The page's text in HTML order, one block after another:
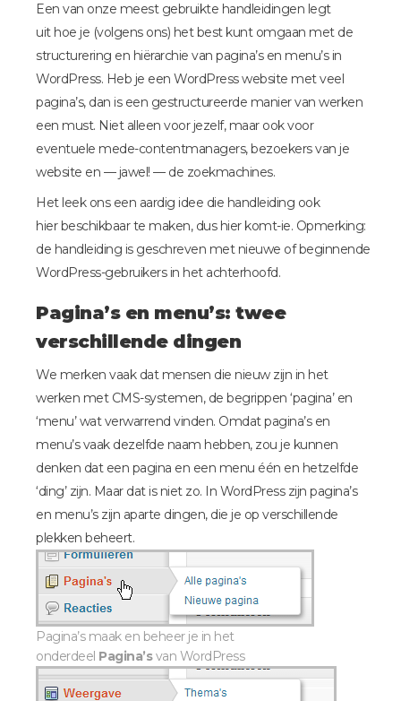
Een van onze meest gebruikte handleidingen legt
uit hoe je (volgens ons) het best kunt omgaan met de
structurering en hiërarchie van pagina’s en menu’s in
WordPress. Heb je een WordPress website met veel
pagina’s, dan is een gestructureerde manier van werken
een must. Niet alleen voor jezelf, maar ook voor
eventuele mede-contentmanagers, bezoekers van je
website en — jawel! — de zoekmachines.
Het leek ons een aardig idee die handleiding ook
hier beschikbaar te maken, dus hier komt-ie. Opmerking:
de handleiding is geschreven met nieuwe of beginnende
WordPress-gebruikers in het achterhoofd.
Pagina’s en menu’s: twee
verschillende dingen
We merken vaak dat mensen die nieuw zijn in het
werken met CMS-systemen, de begrippen ‘pagina’ en
‘menu’ wat verwarrend vinden. Omdat pagina’s en
menu’s vaak dezelfde naam hebben, zou je kunnen
denken dat een pagina en een menu één en hetzelfde
‘ding’ zijn. Maar dat is niet zo. In WordPress zijn pagina’s
en menu’s zijn aparte dingen, die je op verschillende
plekken beheert.
Pagina’s maak en beheer je in het
onderdeel Pagina’svan WordPress